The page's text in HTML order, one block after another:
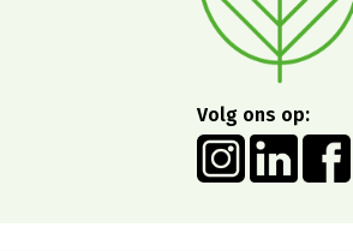
Volg ons op: